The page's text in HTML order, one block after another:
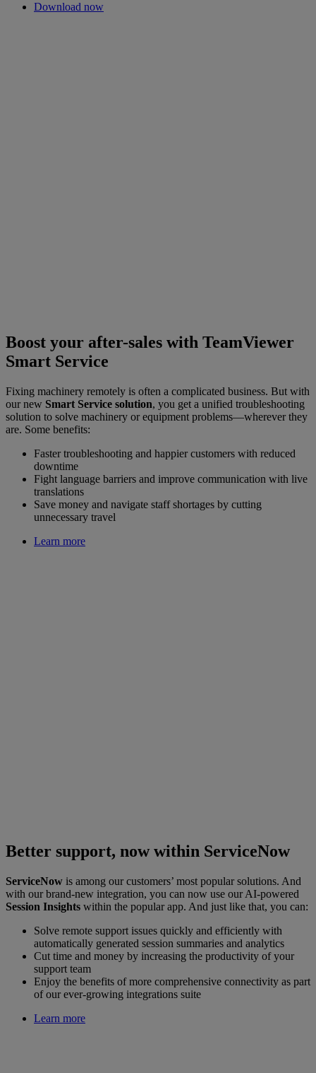
Download now
Boost your after-sales with TeamViewer
Smart Service
Fixing machinery remotely is often a complicated business. But with
our new Smart Service solution, you get a unified troubleshooting
solution to solve machinery or equipment problems—wherever they
are. Some benefits:
Faster troubleshooting and happier customers with reduced
downtime
Fight language barriers and improve communication with live
translations
Save money and navigate staff shortages by cutting
unnecessary travel
Learn more
Better support, now within ServiceNow
ServiceNow is among our customers’ most popular solutions. And
with our brand-new integration, you can now use our AI-powered
Session Insights within the popular app. And just like that, you can:
Solve remote support issues quickly and efficiently with
automatically generated session summaries and analytics
Cut time and money by increasing the productivity of your
support team
Enjoy the benefits of more comprehensive connectivity as part
of our ever-growing integrations suite
Learn more